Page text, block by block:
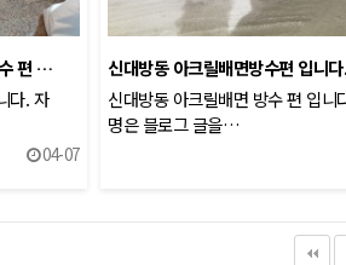
편 …
다. 자
04-07
신대방동 아크릴배면방수편 입니
신대방동 아크릴배면 방수 편 입니
명은 블로그 글을…